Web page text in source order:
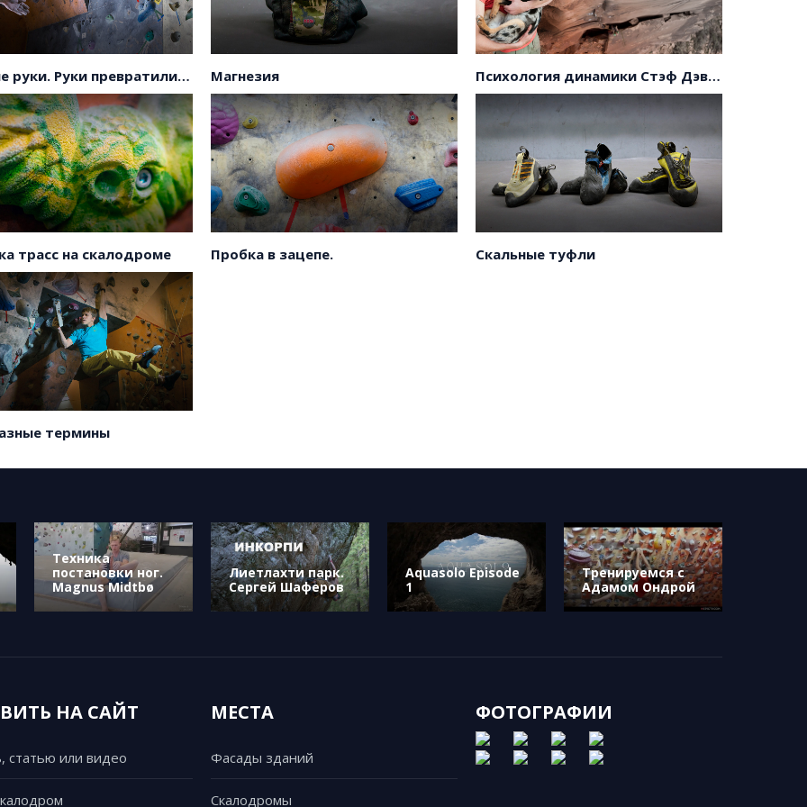
Забитые руки. Руки превратились в камень. Магнезия Психология динамики Стэф Дэвис: отпустить
трасс на скалодроме Пробка в зацепе. Скальные туфли
термины
Техника
постановки ног.
Magnus Midtbø
Лиетлахти парк.
Сергей Шаферов
Aquasolo Episode
1
Тренируемся с
Адамом Ондрой
НА САЙТ
статью или видео
МЕСТА
Фасады зданий
Скалодромы
ФОТОГРАФИИ